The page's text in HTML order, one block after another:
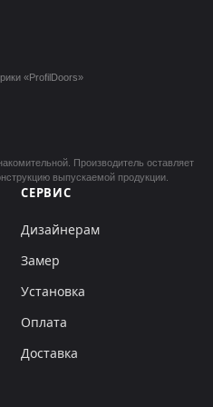
«ProfilDoors»
Производитель оставляет
выпускаемой продукции.
СЕРВИС
Дизайнерам
Замер
Установка
Оплата
Доставка